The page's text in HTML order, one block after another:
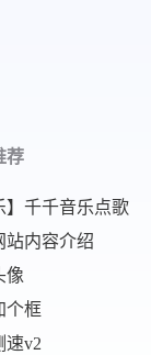
荐
】千千音乐点歌
站内容介绍
像
个框
速v2